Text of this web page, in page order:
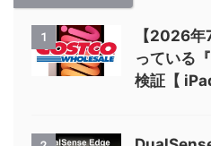
1
【2026
っている
検証【